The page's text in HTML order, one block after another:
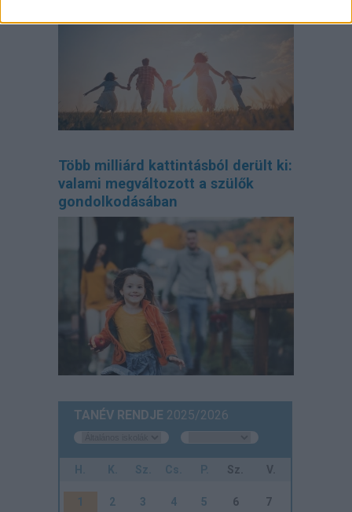
Több milliárd kattintásból derült ki:
valami megváltozott a szülők
gondolkodásában
TANÉV RENDJE 2025/2026
H. K. Sz. Cs. P. Sz. V.
1 2 3 4 5 6
7